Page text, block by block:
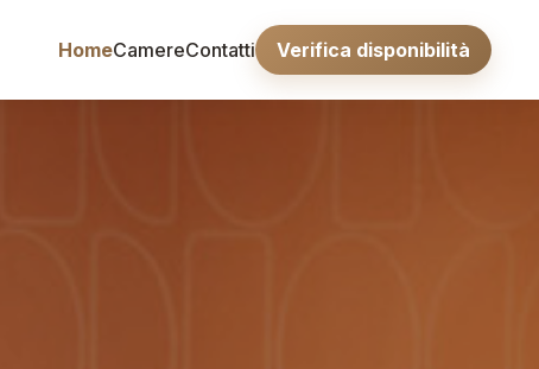
HomeCamereContatti Verifica disponibilità